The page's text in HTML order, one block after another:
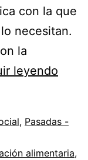
con la que
necesitan.
la
leyendo
, Pasadas -
alimentaria,